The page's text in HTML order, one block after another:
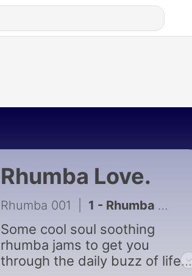
Rhumba Love.
Rhumba 001 1 - Rhumba Love.
Some cool soul soothing
rhumba jams to get you
through the daily buzz of life.